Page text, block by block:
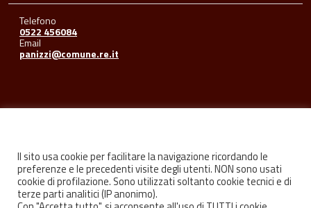
Telefono
0522 456084
Email
panizzi@comune.re.it
FacebookYoutubeInstagram
Il sito usa cookie per facilitare la navigazione ricordando le
preferenze e le precedenti visite degli utenti. NON sono usati
cookie di profilazione. Sono utilizzati soltanto cookie tecnici e di
terze parti analitici (IP anonimo).